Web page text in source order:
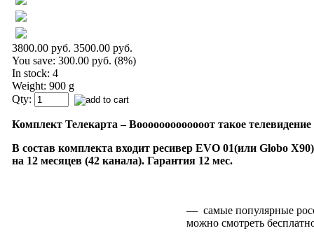
3800.00 руб. 3500.00 руб.
You save: 300.00 руб. (8%)
In stock: 4
Weight: 900 g
Qty:
Комплект Телекарта –Вооооооооооооот такое
В состав комплекта входит ресивер EVO 01(или Globo
на 12 месяцев (42 канала). Гарантия 12 мес.
— самые популярные
можно смотреть